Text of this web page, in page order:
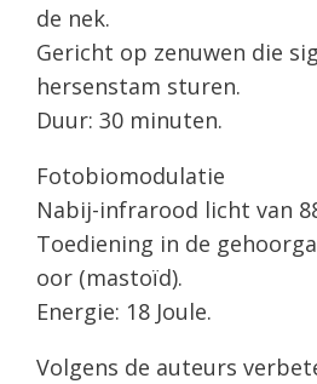
de nek.
Gericht op zenuwen die
hersenstam sturen.
Duur: 30 minuten.
Fotobiomodulatie
Nabij-infrarood licht van
Toediening in de
oor (mastoïd).
Energie: 18 Joule.
Volgens de auteurs